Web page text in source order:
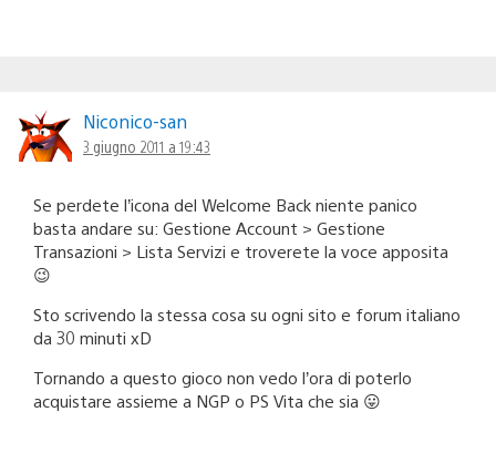
Niconico-san
3 giugno 2011 a 19:43
Se perdete l’icona del Welcome Back niente panico
basta andare su: Gestione Account > Gestione
Transazioni > Lista Servizi e troverete la voce apposita
😉
Sto scrivendo la stessa cosa su ogni sito e forum italiano
da 30 minuti xD
Tornando a questo gioco non vedo l’ora di poterlo
acquistare assieme a NGP o PS Vita che sia 😛